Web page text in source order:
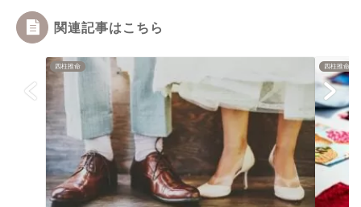
関連記事はこちら
四柱推命 四柱推命